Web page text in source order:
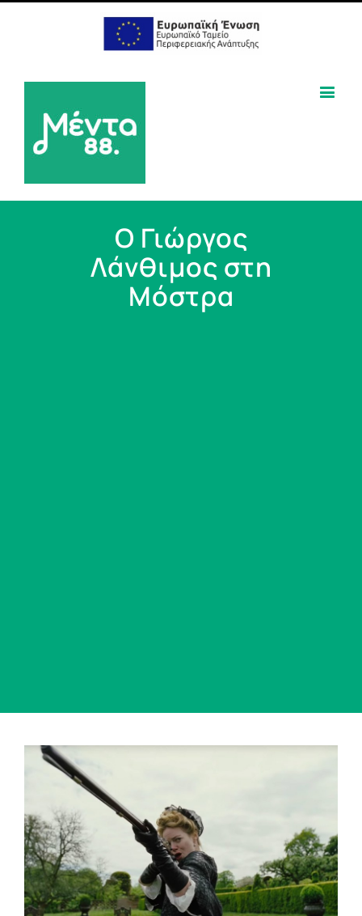
Ο Γιώργος
Λάνθιμος στη
Μόστρα
View
Larger